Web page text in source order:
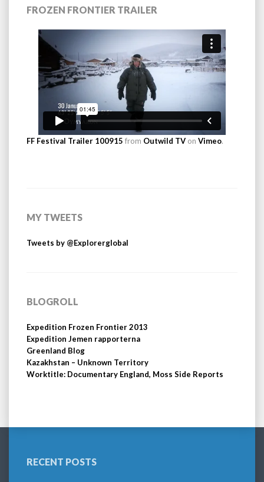
FROZEN FRONTIER TRAILER
FF Festival Trailer 100915 from Outwild TV on Vimeo.
MY TWEETS
Tweets by @Explorerglobal
BLOGROLL
Expedition Frozen Frontier 2013
Expedition Jemen rapporterna
Greenland Blog
Kazakhstan – Unknown Territory
Worktitle: Documentary England, Moss Side Reports
RECENT POSTS